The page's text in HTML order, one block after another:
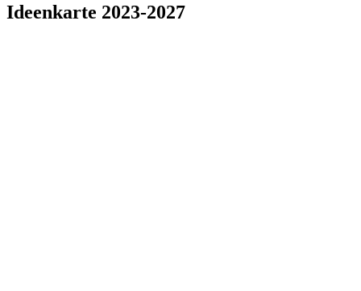
Ideenkarte 2023-2027